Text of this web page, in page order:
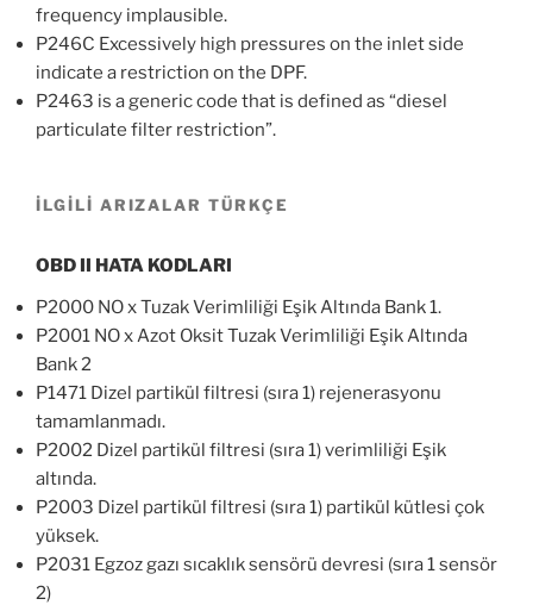
frequency implausible.
P246C Excessively high pressures on the inlet side
indicate a restriction on the DPF.
P2463 is a generic code that is defined as “diesel
particulate filter restriction”.
İLGİLİ ARIZALAR TÜRKÇE
OBD II HATA KODLARI
P2000 NO x Tuzak Verimliliği Eşik Altında Bank 1.
P2001 NO x Azot Oksit Tuzak Verimliliği Eşik Altında
Bank 2
P1471 Dizel partikül filtresi (sıra 1) rejenerasyonu
tamamlanmadı.
P2002 Dizel partikül filtresi (sıra 1) verimliliği Eşik
altında.
P2003 Dizel partikül filtresi (sıra 1) partikül kütlesi çok
yüksek.
P2031 Egzoz gazı sıcaklık sensörü devresi (sıra 1 sensör
2)